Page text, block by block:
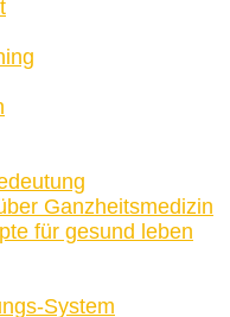
Ganzheitsmedizin
für gesund leben
System